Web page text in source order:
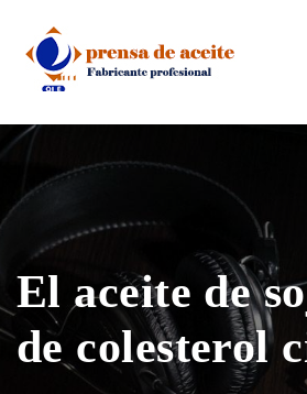
content
El aceite de
de colesterol